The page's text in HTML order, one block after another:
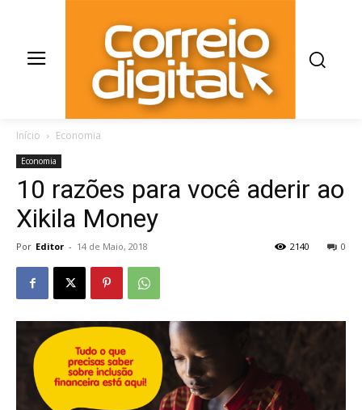
Início Economia
Economia
10 razões para você aderir ao
Xikila Money
Por Editor - 14 de Maio, 2018 0
2140